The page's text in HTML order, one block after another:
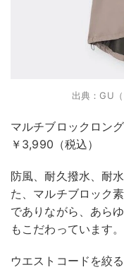
出典：GU
マルチブロックロン
￥3,990（税込）
防風、耐久撥水、耐
た、マルチブロック
でありながら、あら
もこだわっています。
ウエストコードを絞